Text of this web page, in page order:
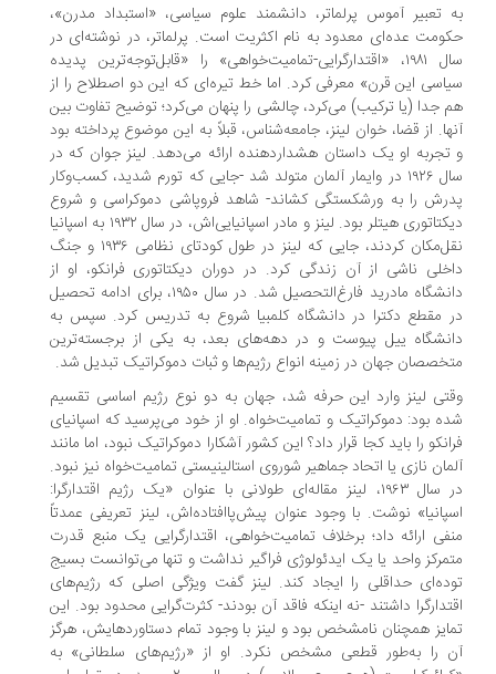
به تعبیر آموس پرلماتر، دانشمند علوم سیاسی، «استبداد مدرن»،
حکومت عده‌ای معدود به نام اکثریت است. پرلماتر، در نوشته‌ای در
سال ۱۹۸۱، «اقتدارگرایی-تمامیت‌خواهی» را «قابل‌توجه‌ترین پدیده
سیاسی این قرن» معرفی کرد. اما خط تیره‌ای که این دو اصطلاح را از
هم جدا (یا ترکیب) می‌کرد، چالشی را پنهان می‌کرد؛ توضیح تفاوت بین
آنها. از قضا، خوان لینز، جامعه‌شناس، قبلاً به این موضوع پرداخته بود
و تجربه او یک داستان هشداردهنده ارائه می‌دهد. لینز جوان که در
سال ۱۹۲۶ در وایمار آلمان متولد شد -جایی که تورم شدید، کسب‌وکار
پدرش را به ورشکستگی کشاند- شاهد فروپاشی دموکراسی و شروع
دیکتاتوری هیتلر بود. لینز و مادر اسپانیایی‌اش، در سال ۱۹۳۲ به اسپانیا
نقل‌مکان کردند، جایی که لینز در طول کودتای نظامی ۱۹۳۶ و جنگ
داخلی ناشی از آن زندگی کرد. در دوران دیکتاتوری فرانکو، او از
دانشگاه مادرید فارغ‌التحصیل شد. در سال ۱۹۵۰، برای ادامه تحصیل
در مقطع دکترا در دانشگاه کلمبیا شروع به تدریس کرد. سپس به
دانشگاه ییل پیوست و در دهه‌های بعد، به یکی از برجسته‌ترین
متخصصان جهان در زمینه انواع رژیم‌ها و ثبات دموکراتیک تبدیل شد.
وقتی لینز وارد این حرفه شد، جهان به دو نوع رژیم اساسی تقسیم
شده بود: دموکراتیک و تمامیت‌خواه. او از خود می‌پرسید که اسپانیای
فرانکو را باید کجا قرار داد؟ این کشور آشکارا دموکراتیک نبود، اما مانند
آلمان نازی یا اتحاد جماهیر شوروی استالینیستی تمامیت‌خواه نیز نبود.
در سال ۱۹۶۳، لینز مقاله‌ای طولانی با عنوان «یک رژیم اقتدارگرا:
اسپانیا» نوشت. با وجود عنوان پیش‌پاافتاده‌اش، لینز تعریفی عمدتاً
منفی ارائه داد؛ برخلاف تمامیت‌خواهی، اقتدارگرایی یک منبع قدرت
متمرکز واحد یا یک ایدئولوژی فراگیر نداشت و تنها می‌توانست بسیج
توده‌ای حداقلی را ایجاد کند. لینز گفت ویژگی اصلی که رژیم‌های
اقتدارگرا داشتند -نه اینکه فاقد آن بودند- کثرت‌گرایی محدود بود. این
تمایز همچنان نامشخص بود و لینز با وجود تمام دستاوردهایش، هرگز
آن را به‌طور قطعی مشخص نکرد. او از «رژیم‌های سلطانی» به